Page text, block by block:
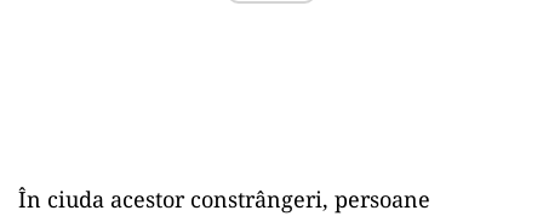
În ciuda acestor constrângeri, persoane